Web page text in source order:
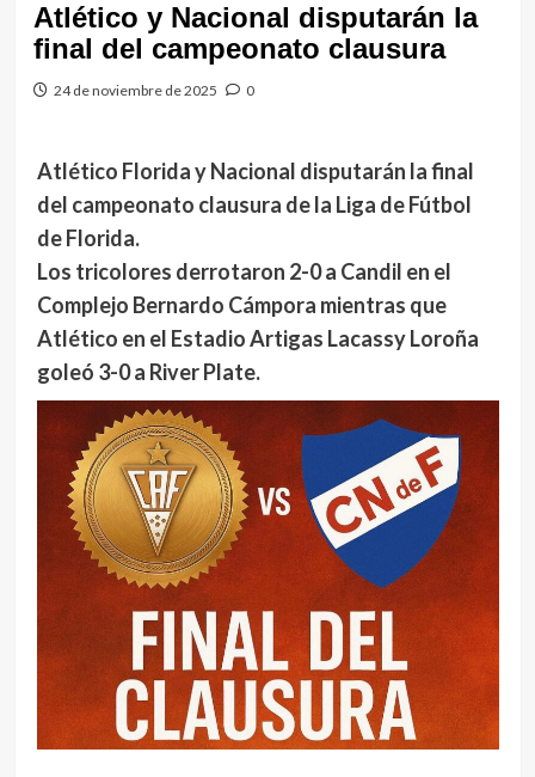
Atlético y Nacional disputarán la
final del campeonato clausura
24 de noviembre de 2025 0
Atlético Florida y Nacional disputarán la final
del campeonato clausura de la Liga de Fútbol
de Florida.
Los tricolores derrotaron 2-0 a Candil en el
Complejo Bernardo Cámpora mientras que
Atlético en el Estadio Artigas Lacassy Loroña
goleó 3-0 a River Plate.